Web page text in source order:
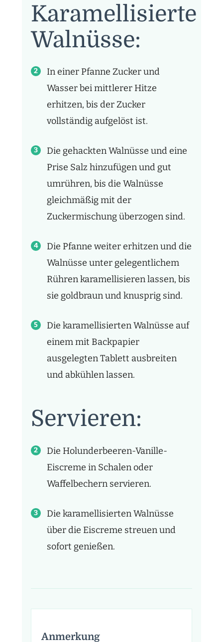
Karamellisierte
Walnüsse:
In einer Pfanne Zucker und
Wasser bei mittlerer Hitze
erhitzen, bis der Zucker
vollständig aufgelöst ist.
Die gehackten Walnüsse und eine
Prise Salz hinzufügen und gut
umrühren, bis die Walnüsse
gleichmäßig mit der
Zuckermischung überzogen sind.
Die Pfanne weiter erhitzen und die
Walnüsse unter gelegentlichem
Rühren karamellisieren lassen, bis
sie goldbraun und knusprig sind.
Die karamellisierten Walnüsse auf
einem mit Backpapier
ausgelegten Tablett ausbreiten
und abkühlen lassen.
Servieren:
Die Holunderbeeren-Vanille-
Eiscreme in Schalen oder
Waffelbechern servieren.
Die karamellisierten Walnüsse
über die Eiscreme streuen und
sofort genießen.
Anmerkung